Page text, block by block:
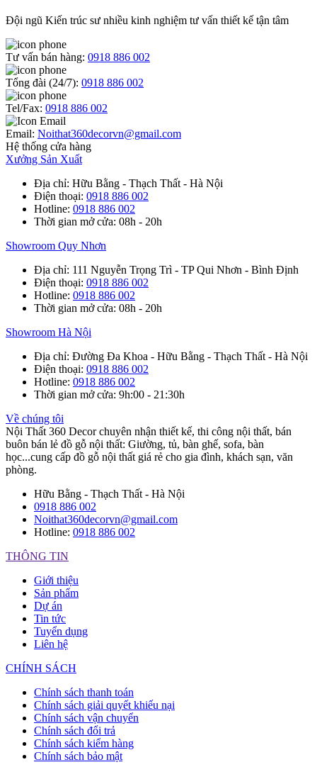
Đội ngũ Kiến trúc sư nhiều kinh nghiệm tư vấn thiết kế tận tâm
Tư vấn bán hàng: 0918 886 002
Tổng đài (24/7): 0918 886 002
Tel/Fax: 0918 886 002
Email: Noithat360decorvn@gmail.com
Hệ thống cửa hàng
Xưởng Sản Xuất
Địa chỉ: Hữu Bằng - Thạch Thất - Hà Nội
Điện thoại: 0918 886 002
Hotline: 0918 886 002
Thời gian mở cửa: 08h - 20h
Showroom Quy Nhơn
Địa chỉ: 111 Nguyễn Trọng Trì - TP Qui Nhơn - Bình Định
Điện thoại: 0918 886 002
Hotline: 0918 886 002
Thời gian mở cửa: 08h - 20h
Showroom Hà Nội
Địa chỉ: Đường Đa Khoa - Hữu Bằng - Thạch Thất - Hà Nội
Điện thoại: 0918 886 002
Hotline: 0918 886 002
Thời gian mở cửa: 9h:00 - 21:30h
Về chúng tôi
Nội Thất 360 Decor chuyên nhận thiết kế, thi công nội thất, bán
buôn bán lẻ đồ gỗ nội thất: Giường, tủ, bàn ghế, sofa, bàn
học...cung cấp đồ gỗ nội thất giá rẻ cho gia đình, khách sạn, văn
phòng.
Hữu Bằng - Thạch Thất - Hà Nội
0918 886 002
Noithat360decorvn@gmail.com
Hotline: 0918 886 002
THÔNG TIN
Giới thiệu
Sản phẩm
Dự án
Tin tức
Tuyển dụng
Liên hệ
CHÍNH SÁCH
Chính sách thanh toán
Chính sách giải quyết khiếu nại
Chính sách vận chuyển
Chính sách đổi trả
Chính sách kiểm hàng
Chính sách bảo mật